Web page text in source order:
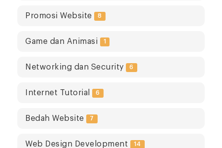
Promosi Website 8
Game dan Animasi 1
Networking dan Security 6
Internet Tutorial 6
Bedah Website 7
Web Design Development 14